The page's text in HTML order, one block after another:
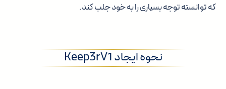
که توانسته توجه بسیاری را به خود جلب کند.
نحوه ایجاد Keep3rV1